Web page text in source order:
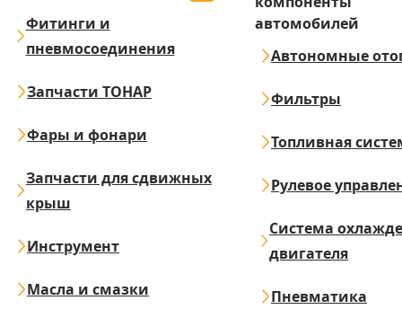
Фитинги и
пневмосоединения
Запчасти ТОНАР
Фары и фонари
Запчасти для сдвижных
крыш
Инструмент
Масла и смазки
автомобилей
Автономные
Фильтры
Топливная
Рулевое
Система
двигателя
Пневматика